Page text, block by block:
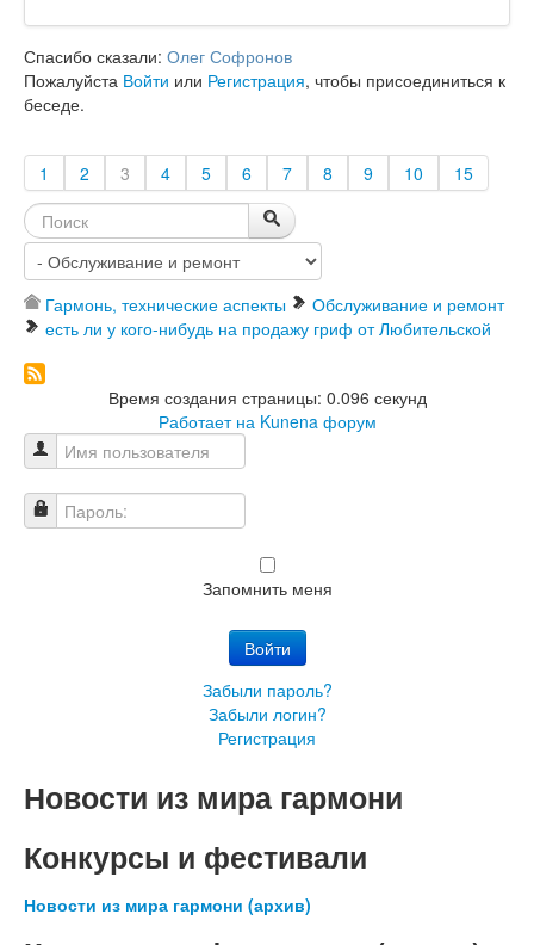
Спасибо сказали: Олег Софронов
Пожалуйста Войти или Регистрация, чтобы присоединиться к
беседе.
1 2 3 4 5 6 7 8 9 10 15
Гармонь, технические аспекты
Обслуживание и ремонт
есть ли у кого-нибудь на продажу гриф от Любительской
Время создания страницы: 0.096 секунд
Работает на Kunena форум
Имя пользователя
Пароль:
Запомнить меня
Войти
Забыли пароль?
Забыли логин?
Регистрация
Новости из мира гармони
Конкурсы и фестивали
Новости из мира гармони (архив)